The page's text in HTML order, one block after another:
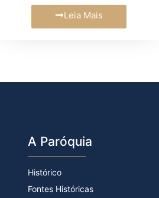
Leia Mais
A Paróquia
Histórico
Fontes Históricas